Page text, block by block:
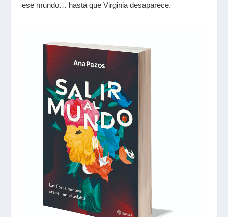
ese mundo… hasta que Virginia desaparece.